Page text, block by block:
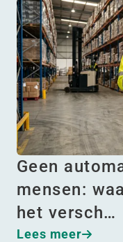
Geen
mensen:
het versch…
Lees meer